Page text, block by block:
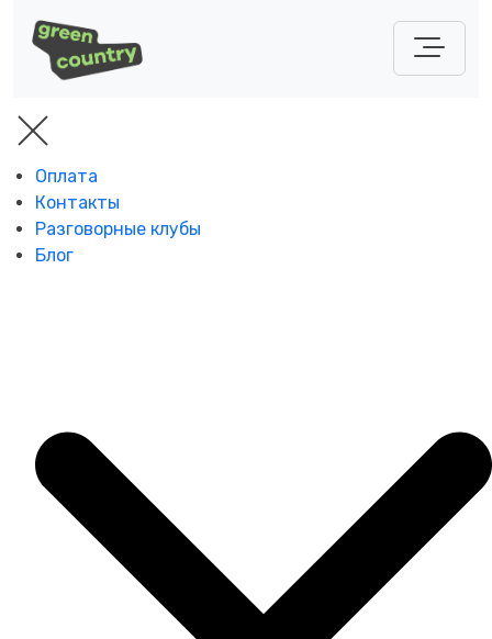
Оплата
Контакты
Разговорные клубы
Блог